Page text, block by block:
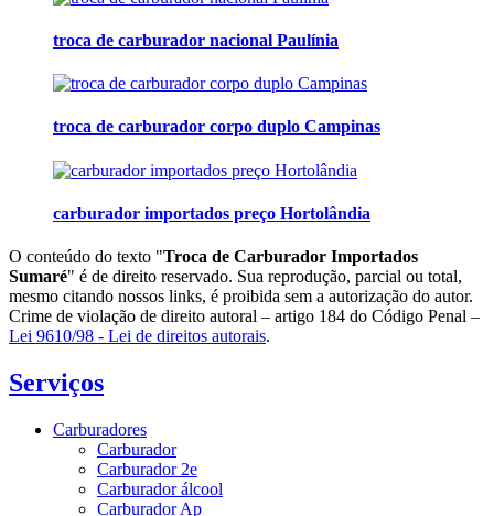
troca de carburador nacional Paulínia
troca de carburador corpo duplo Campinas
carburador importados preço Hortolândia
O conteúdo do texto "Troca de Carburador Importados
Sumaré" é de direito reservado. Sua reprodução, parcial ou total,
mesmo citando nossos links, é proibida sem a autorização do autor.
Crime de violação de direito autoral – artigo 184 do Código Penal –
Lei 9610/98 - Lei de direitos autorais.
Serviços
Carburadores
Carburador
Carburador 2e
Carburador álcool
Carburador Ap